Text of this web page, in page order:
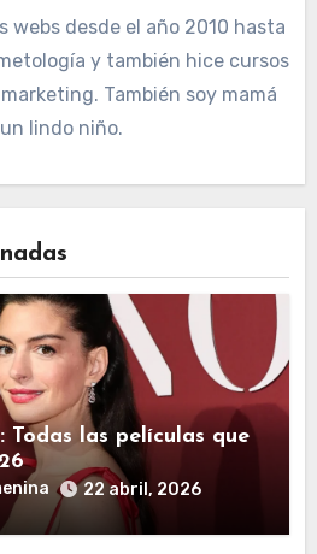
webs desde el año 2010 hasta
y también hice cursos
También soy mamá
lindo niño.
Todas las películas que
22 abril, 2026